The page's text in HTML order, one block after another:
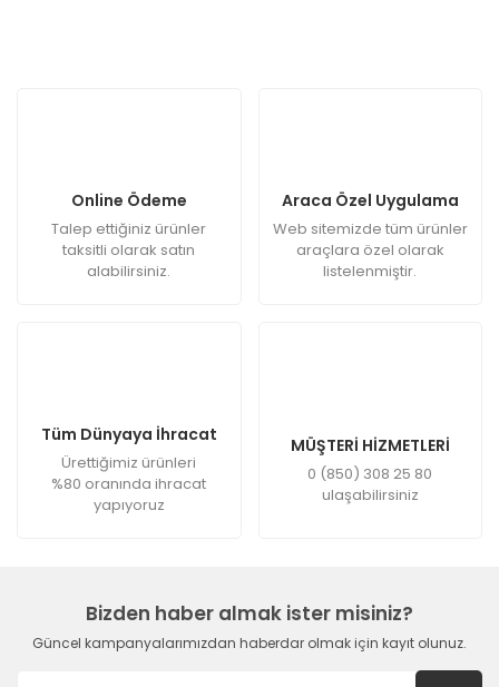
Online Ödeme
Talep ettiğiniz ürünler
taksitli olarak satın
alabilirsiniz.
Araca Özel Uygulama
Web sitemizde tüm ürünler
araçlara özel olarak
listelenmiştir.
Tüm Dünyaya İhracat
Ürettiğimiz ürünleri
%80 oranında ihracat
yapıyoruz
MÜŞTERİ HİZMETLERİ
0 (850) 308 25 80
ulaşabilirsiniz
Bizden haber almak ister misiniz?
Güncel kampanyalarımızdan haberdar olmak için kayıt olunuz.